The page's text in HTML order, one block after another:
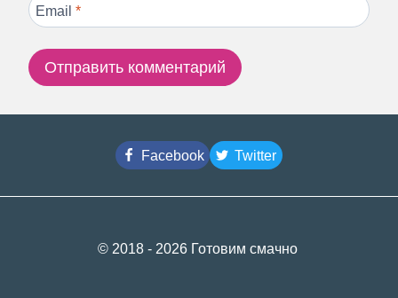
Email *
Facebook Twitter
© 2018 - 2026 Готовим смачно